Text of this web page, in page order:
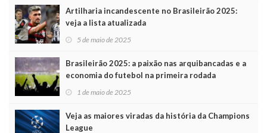
Artilharia incandescente no Brasileirão 2025:
veja a lista atualizada
5 de maio de 2025
Brasileirão 2025: a paixão nas arquibancadas e a
economia do futebol na primeira rodada
1 de maio de 2025
Veja as maiores viradas da história da Champions
League